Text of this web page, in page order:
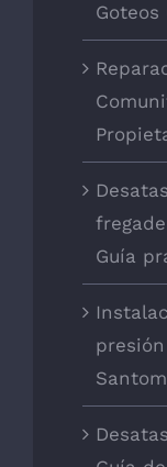
Goteos
Guía